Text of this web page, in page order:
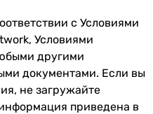
с Условиями
Условиями
другими
документами. Если вы
не загружайте
приведена в